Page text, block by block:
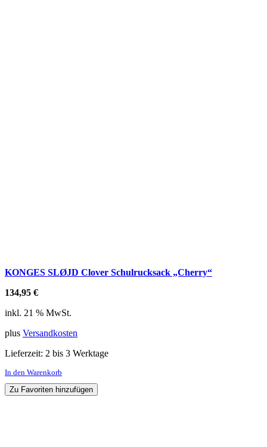
KONGES SLØJD Clover Schulrucksack „Cherry“
134,95 €
inkl. 21 % MwSt.
plus Versandkosten
Lieferzeit: 2 bis 3 Werktage
In den Warenkorb
Zu Favoriten hinzufügen